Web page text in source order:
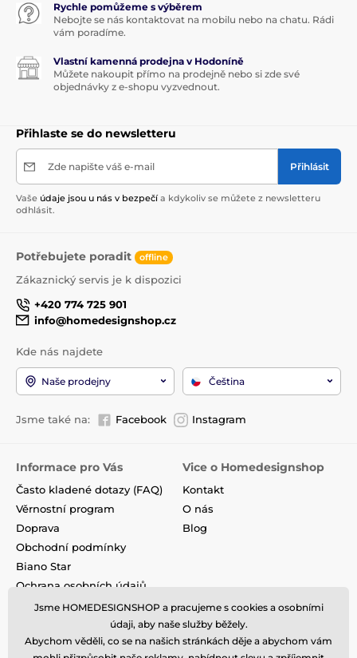
Rychle pomůžeme s výběrem
Nebojte se nás kontaktovat na mobilu nebo na chatu. Rádi
vám poradíme.
Vlastní kamenná prodejna v Hodoníně
Můžete nakoupit přímo na prodejně nebo si zde své
objednávky z e-shopu vyzvednout.
Přihlaste se do newsletteru
Zde napište váš e-mail Přihlásit
Vaše údaje jsou u nás v bezpečí a kdykoliv se můžete z newsletteru
odhlásit.
Potřebujete poradit offline
Zákaznický servis je k dispozici
+420 774 725 901
info@homedesignshop.cz
Kde nás najdete
Naše prodejny Čeština
Jsme také na: Facebook Instagram
Informace pro Vás
Často kladené dotazy (FAQ)
Věrnostní program
Doprava
Obchodní podmínky
Biano Star
Ochrana osobních údajů
Vrácení a výměna zboží
Nevyzvednutá objednávka na
dobírku
Vice o Homedesignshop
Kontakt
O nás
Blog
Jsme HOMEDESIGNSHOP a pracujeme s cookies a osobními
údaji, aby naše služby běžely.
Abychom věděli, co se na našich stránkách děje a abychom vám